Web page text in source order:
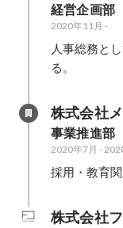
経営企画部
2020年11月 -
人事総務と
る。
株式会社
事業推進部
2020年7月 -
採用・教育
株式会社